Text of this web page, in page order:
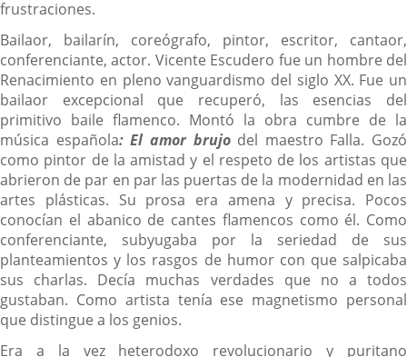
frustraciones.
Bailaor, bailarín, coreógrafo, pintor, escritor, cantaor,
conferenciante, actor. Vicente Escudero fue un hombre del
Renacimiento en pleno vanguardismo del siglo XX. Fue un
bailaor excepcional que recuperó, las esencias del
primitivo baile flamenco. Montó la obra cumbre de la
música española: El amor brujodel maestro Falla. Gozó
como pintor de la amistad y el respeto de los artistas que
abrieron de par en par las puertas de la modernidad en las
artes plásticas. Su prosa era amena y precisa. Pocos
conocían el abanico de cantes flamencos como él. Como
conferenciante, subyugaba por la seriedad de sus
planteamientos y los rasgos de humor con que salpicaba
sus charlas. Decía muchas verdades que no a todos
gustaban. Como artista tenía ese magnetismo personal
que distingue a los genios.
Era a la vez heterodoxo revolucionario y puritano